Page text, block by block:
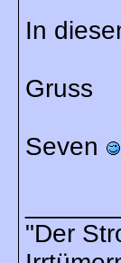
In
Gruss
Seven
"Der